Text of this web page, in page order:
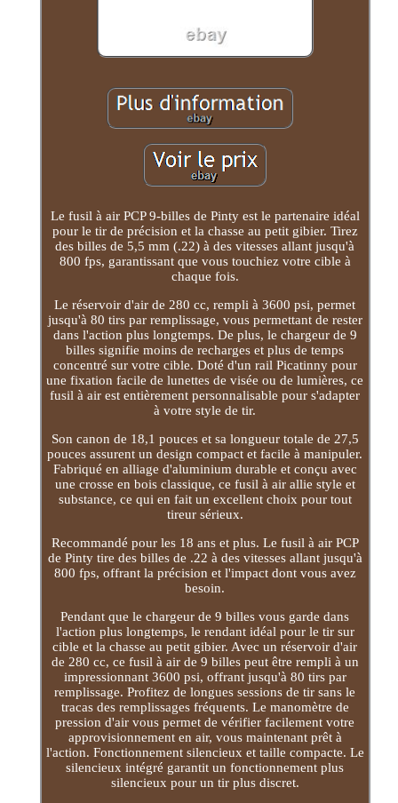
Le fusil à air PCP 9-billes de Pinty est le partenaire idéal
pour le tir de précision et la chasse au petit gibier. Tirez
des billes de 5,5 mm (.22) à des vitesses allant jusqu'à
800 fps, garantissant que vous touchiez votre cible à
chaque fois.
Le réservoir d'air de 280 cc, rempli à 3600 psi, permet
jusqu'à 80 tirs par remplissage, vous permettant de rester
dans l'action plus longtemps. De plus, le chargeur de 9
billes signifie moins de recharges et plus de temps
concentré sur votre cible. Doté d'un rail Picatinny pour
une fixation facile de lunettes de visée ou de lumières, ce
fusil à air est entièrement personnalisable pour s'adapter
à votre style de tir.
Son canon de 18,1 pouces et sa longueur totale de 27,5
pouces assurent un design compact et facile à manipuler.
Fabriqué en alliage d'aluminium durable et conçu avec
une crosse en bois classique, ce fusil à air allie style et
substance, ce qui en fait un excellent choix pour tout
tireur sérieux.
Recommandé pour les 18 ans et plus. Le fusil à air PCP
de Pinty tire des billes de .22 à des vitesses allant jusqu'à
800 fps, offrant la précision et l'impact dont vous avez
besoin.
Pendant que le chargeur de 9 billes vous garde dans
l'action plus longtemps, le rendant idéal pour le tir sur
cible et la chasse au petit gibier. Avec un réservoir d'air
de 280 cc, ce fusil à air de 9 billes peut être rempli à un
impressionnant 3600 psi, offrant jusqu'à 80 tirs par
remplissage. Profitez de longues sessions de tir sans le
tracas des remplissages fréquents. Le manomètre de
pression d'air vous permet de vérifier facilement votre
approvisionnement en air, vous maintenant prêt à
l'action. Fonctionnement silencieux et taille compacte. Le
silencieux intégré garantit un fonctionnement plus
silencieux pour un tir plus discret.